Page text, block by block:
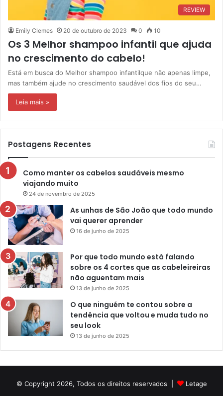
REVIEW
Emily Clemes 20 de outubro de 2023 0 10
Os 3 Melhor shampoo infantil que ajuda
no crescimento do cabelo!
Está em busca do Melhor shampoo infantilque não apenas limpe,
mas também ajude no crescimento saudável dos fios do seu…
Leia mais »
Postagens Recentes
Como manter os cabelos saudáveis mesmo
viajando muito
24 de novembro de 2025
As unhas de São João que todo mundo
vai querer aprender
16 de junho de 2025
Por que todo mundo está falando
sobre os 4 cortes que as cabeleireiras
não aguentam mais
13 de junho de 2025
O que ninguém te contou sobre a
tendência que voltou e muda tudo no
seu look
13 de junho de 2025
© Copyright 2026, Todos os direitos reservados |
Letage